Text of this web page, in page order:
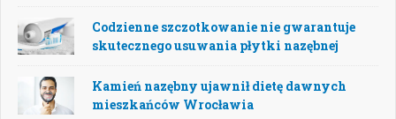
Codzienne szczotkowanie nie gwarantuje
skutecznego usuwania płytki nazębnej
Kamień nazębny ujawnił dietę dawnych
mieszkańców Wrocławia